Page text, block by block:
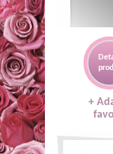
+